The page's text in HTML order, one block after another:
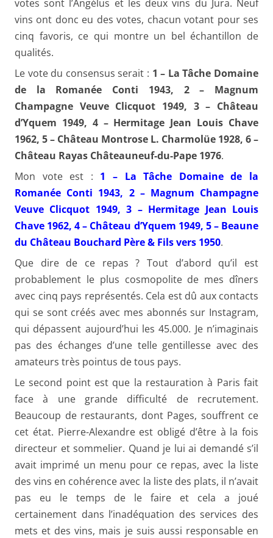
votes sont l’Angélus et les deux vins du Jura. Neuf
vins ont donc eu des votes, chacun votant pour ses
cinq favoris, ce qui montre un bel échantillon de
qualités.
Le vote du consensus serait : 1 – La Tâche Domaine
de la Romanée Conti 1943, 2 – Magnum
Champagne Veuve Clicquot 1949, 3 – Château
d’Yquem 1949, 4 – Hermitage Jean Louis Chave
1962, 5 – Château Montrose L. Charmolüe 1928, 6 –
Château Rayas Châteauneuf-du-Pape 1976.
Mon vote est : 1 – La Tâche Domaine de la
Romanée Conti 1943, 2 – Magnum Champagne
Veuve Clicquot 1949, 3 – Hermitage Jean Louis
Chave 1962, 4 – Château d’Yquem 1949, 5 – Beaune
du Château Bouchard Père & Fils vers 1950.
Que dire de ce repas ? Tout d’abord qu’il est
probablement le plus cosmopolite de mes dîners
avec cinq pays représentés. Cela est dû aux contacts
qui se sont créés avec mes abonnés sur Instagram,
qui dépassent aujourd’hui les 45.000. Je n’imaginais
pas des échanges d’une telle gentillesse avec des
amateurs très pointus de tous pays.
Le second point est que la restauration à Paris fait
face à une grande difficulté de recrutement.
Beaucoup de restaurants, dont Pages, souffrent ce
cet état. Pierre-Alexandre est obligé d’être à la fois
directeur et sommelier. Quand je lui ai demandé s’il
avait imprimé un menu pour ce repas, avec la liste
des vins en cohérence avec la liste des plats, il n’avait
pas eu le temps de le faire et cela a joué
certainement dans l’inadéquation des services des
mets et des vins, mais je suis aussi responsable en